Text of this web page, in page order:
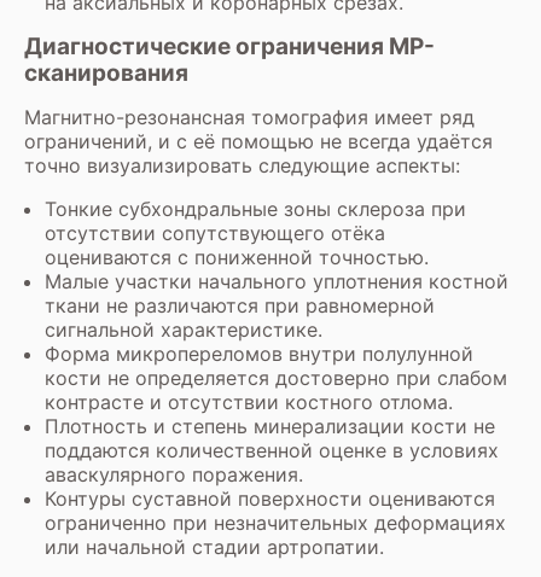
Диагностические ограничения МР-
сканирования
Магнитно-резонансная томография имеет ряд
ограничений, и с её помощью не всегда удаётся
точно визуализировать следующие аспекты:
Тонкие субхондральные зоны склероза при
отсутствии сопутствующего отёка
оцениваются с пониженной точностью.
Малые участки начального уплотнения костной
ткани не различаются при равномерной
сигнальной характеристике.
Форма микропереломов внутри полулунной
кости не определяется достоверно при слабом
контрасте и отсутствии костного отлома.
Плотность и степень минерализации кости не
поддаются количественной оценке в условиях
аваскулярного поражения.
Контуры суставной поверхности оцениваются
ограниченно при незначительных деформациях
или начальной стадии артропатии.